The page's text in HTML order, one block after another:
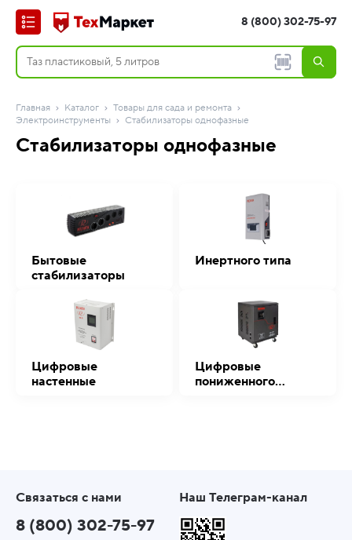
8 (800) 302-75-97
Главная Каталог
Товары для сада и ремонта
Электроинструменты
Стабилизаторы однофазные
Стабилизаторы однофазные
Бытовые
стабилизаторы
Инертного типа
Цифровые
настенные
Цифровые
пониженного
Связаться с нами
8 (800) 302-75-97
Наш Телеграм-канал